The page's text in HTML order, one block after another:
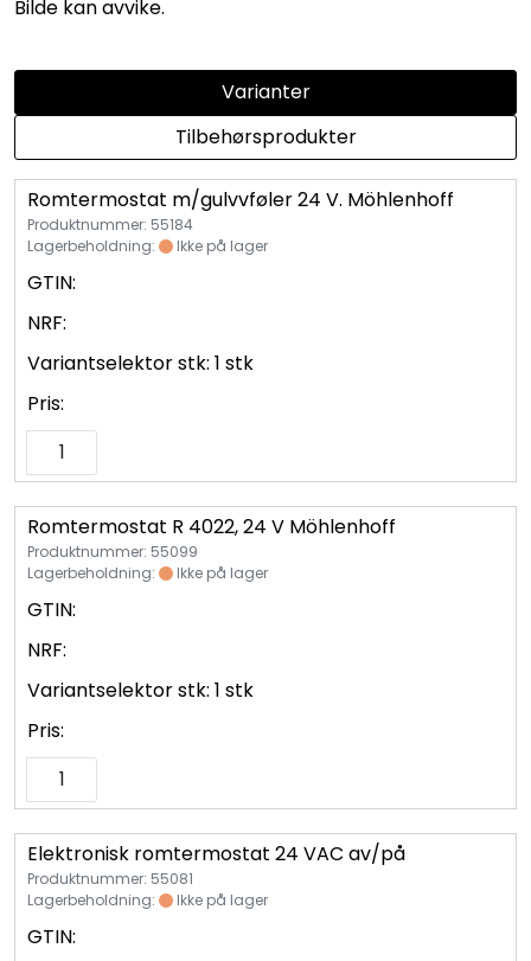
Bilde kan avvike.
Varianter
Tilbehørsprodukter
Romtermostat m/gulvvføler 24 V. Möhlenhoff
Produktnummer: 55184
Lagerbeholdning:
Ikke på lager
GTIN:
NRF:
Variantselektor stk: 1 stk
Pris:
Romtermostat R 4022, 24 V Möhlenhoff
Produktnummer: 55099
Lagerbeholdning:
Ikke på lager
GTIN:
NRF:
Variantselektor stk: 1 stk
Pris:
Elektronisk romtermostat 24 VAC av/på
Produktnummer: 55081
Lagerbeholdning:
Ikke på lager
GTIN:
Unipak
Vannprøver
Syrefast
TA-SCOPE